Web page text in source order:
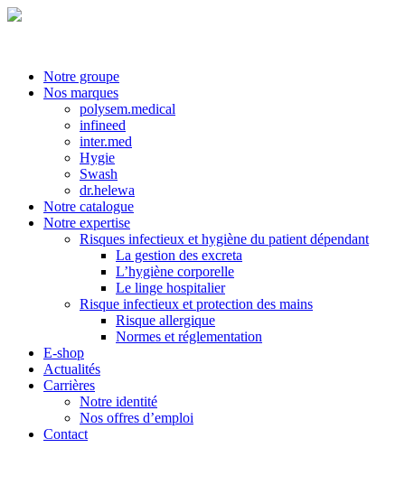
Notre groupe
Nos marques
polysem.medical
infineed
inter.med
Hygie
Swash
dr.helewa
Notre catalogue
Notre expertise
Risques infectieux et hygiène du patient dépendant
La gestion des excreta
L’hygiène corporelle
Le linge hospitalier
Risque infectieux et protection des mains
Risque allergique
Normes et réglementation
E-shop
Actualités
Carrières
Notre identité
Nos offres d’emploi
Contact